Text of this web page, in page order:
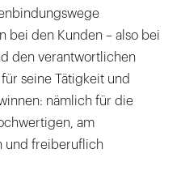
bei den Kunden – also bei
den verantwortlichen
seine Tätigkeit und
nämlich für die
am
und freiberuflich